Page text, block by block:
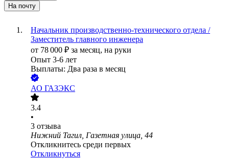
На почту
Начальник производственно-технического отдела /
Заместитель главного инженера
от 78 000 ₽ за месяц, на руки
Опыт 3-6 лет
Выплаты: Два раза в месяц
АО ГАЗЭКС
3.4
•
3 отзыва
Нижний Тагил, Газетная улица, 44
Откликнитесь среди первых
Откликнуться